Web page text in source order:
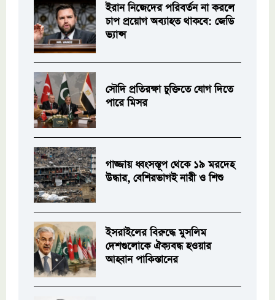
ইরান নিজেদের পরিবর্তন না করলে
চাপ প্রয়োগ অব্যাহত থাকবে: জেডি
ভ্যান্স
সৌদি প্রতিরক্ষা চুক্তিতে যোগ দিতে
পারে মিসর
গাজ্জায় ধ্বংসস্তূপ থেকে ১৯ মরদেহ
উদ্ধার, বেশিরভাগই নারী ও শিশু
ইসরাইলের বিরুদ্ধে মুসলিম
দেশগুলোকে ঐক্যবদ্ধ হওয়ার
আহ্বান পাকিস্তানের